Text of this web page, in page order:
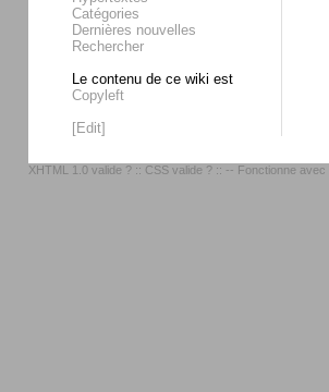
Catégories
Dernières nouvelles
Rechercher
Le contenu de ce wiki est
Copyleft
[Edit]
XHTML 1.0 valide ? :: CSS valide ? :: -- Fonctionne avec